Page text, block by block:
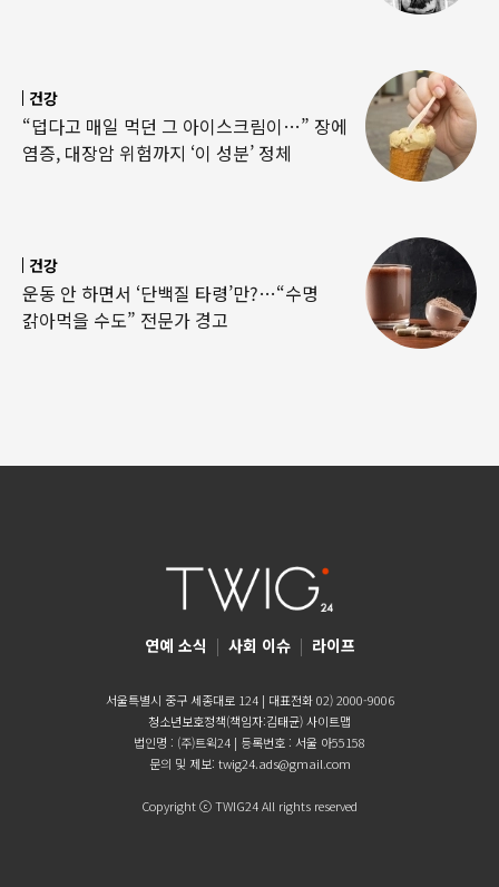
건강
“덥다고 매일 먹던 그 아이스크림이…” 장에
염증, 대장암 위험까지 ‘이 성분’ 정체
건강
운동 안 하면서 ‘단백질 타령’만?…“수명
갉아먹을 수도” 전문가 경고
연예 소식 | 사회 이슈 | 라이프
서울특별시 중구 세종대로 124 | 대표전화 02) 2000-9006
청소년보호정책(책임자:김태균)사이트맵
법인명 : (주)트윅24 | 등록번호 : 서울 아55158
문의 및 제보: twig24.ads@gmail.com
Copyright ⓒ TWIG24 All rights reserved